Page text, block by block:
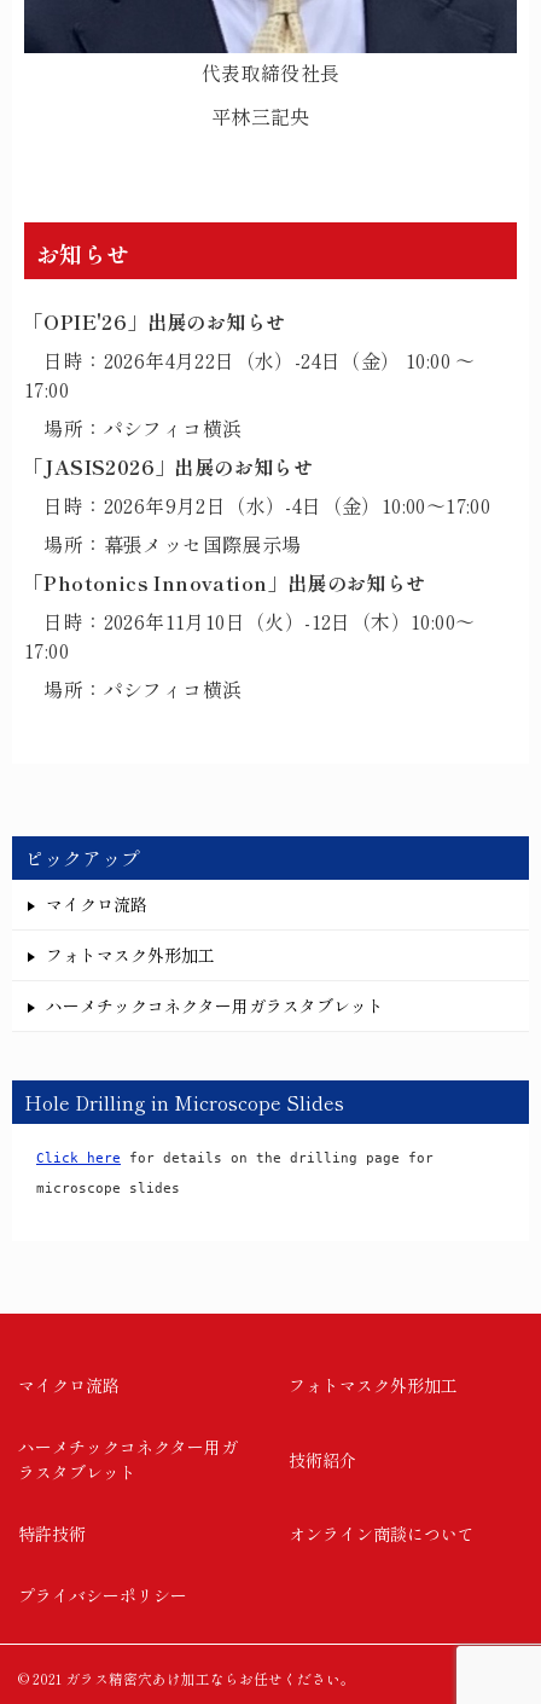
代表取締役社長
平林三記央
お知らせ
「OPIE'26」出展のお知らせ
日時：2026年4月22日（水）-24日（金） 10:00 ～
17:00
場所：パシフィコ横浜
「JASIS2026」出展のお知らせ
日時：2026年9月2日（水）-4日（金）10:00～17:00
場所：幕張メッセ国際展示場
「Photonics Innovation」出展のお知らせ
日時：2026年11月10日（火）-12日（木）10:00～
17:00
場所：パシフィコ横浜
ピックアップ
マイクロ流路
フォトマスク外形加工
ハーメチックコネクター用ガラスタブレット
Hole Drilling in Microscope Slides
Click here for details on the drilling page for
microscope slides
マイクロ流路 フォトマスク外形加工
ハーメチックコネクター用ガ
ラスタブレット
技術紹介
特許技術 オンライン商談について
プライバシーポリシー
© 2021 ガラス精密穴あけ加工ならお任せください。